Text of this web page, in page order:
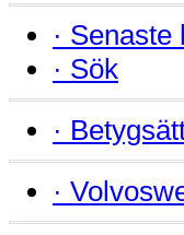
· Senaste
· Sök
·
·